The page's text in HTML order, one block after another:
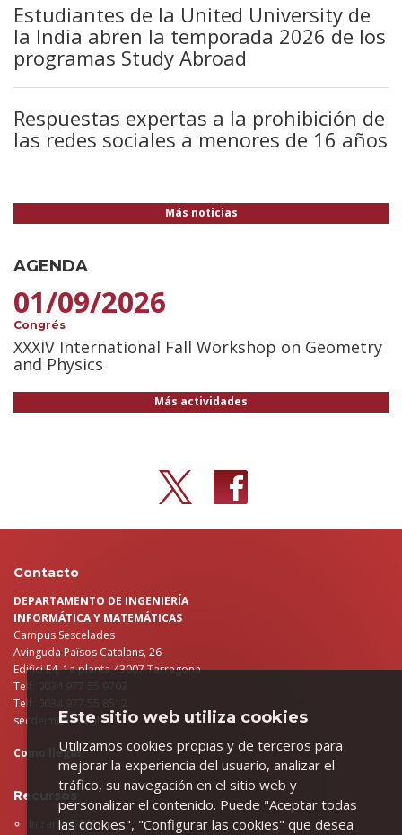
Estudiantes de la United University de
la India abren la temporada 2026 de los
programas Study Abroad
Respuestas expertas a la prohibición de
las redes sociales a menores de 16 años
Más noticias
AGENDA
01/09/2026
Congrés
XXXIV International Fall Workshop on Geometry
and Physics
Más actividades
Contacto
DEPARTAMENTO DE INGENIERÍA
INFORMÁTICA Y MATEMÁTICAS
Campus Sescelades
Avinguda Països Catalans, 26
Edifici E4, 1a planta 43007 Tarragona
Telf: 0034 977 55 9703
Telf: 0034 977 55 8512
secdeim@urv.cat
Como llegar
Recursos
Intranet DEIM
Este sitio web utiliza cookies
Utilizamos cookies propias y de terceros para
mejorar la experiencia del usuario, analizar el
tráfico, su navegación en el sitio web y
personalizar el contenido. Puede "Aceptar todas
las cookies", "Configurar las cookies" que desea